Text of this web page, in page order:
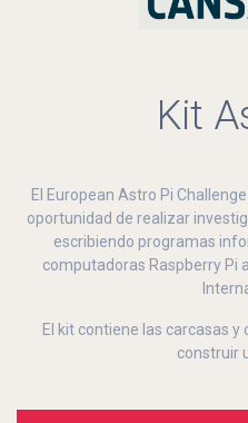
Kit
El European Astro Pi
oportunidad de realizar
escribiendo programas
computadoras Raspberry Pi
El kit contiene las carcasas
construir